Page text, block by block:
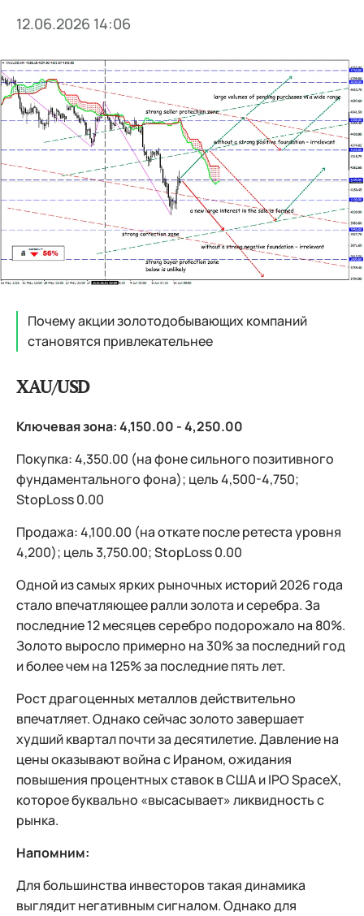
12.06.2026 14:06
Почему акции золотодобывающих компаний
становятся привлекательнее
XAU/USD
Ключевая зона: 4,150.00 - 4,250.00
Покупка: 4,350.00 (на фоне сильного позитивного
фундаментального фона); цель 4,500-4,750;
StopLoss 0.00
Продажа: 4,100.00 (на откате после ретеста уровня
4,200); цель 3,750.00; StopLoss 0.00
Одной из самых ярких рыночных историй 2026 года
стало впечатляющее ралли золота и серебра. За
последние 12 месяцев серебро подорожало на 80%.
Золото выросло примерно на 30% за последний год
и более чем на 125% за последние пять лет.
Рост драгоценных металлов действительно
впечатляет. Однако сейчас золото завершает
худший квартал почти за десятилетие. Давление на
цены оказывают война с Ираном, ожидания
повышения процентных ставок в США и IPO SpaceX,
которое буквально «высасывает» ликвидность с
рынка.
Напомним:
Для большинства инвесторов такая динамика
выглядит негативным сигналом. Однако для